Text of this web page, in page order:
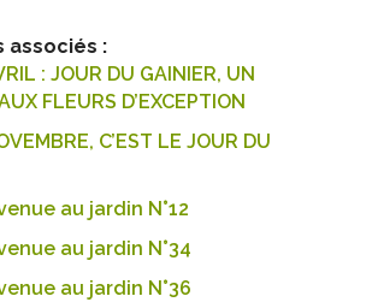
associés :
: JOUR DU GAINIER, UN
FLEURS D’EXCEPTION
C’EST LE JOUR DU
au jardin N°12
au jardin N°34
au jardin N°36